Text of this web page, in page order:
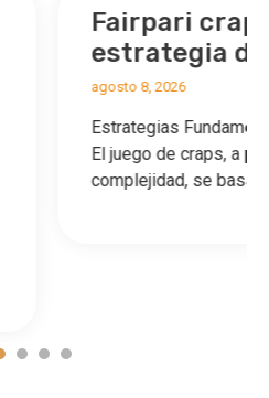
mejora tu
ganancias
para Jugar Craps
pesar de su aparente
en una serie…